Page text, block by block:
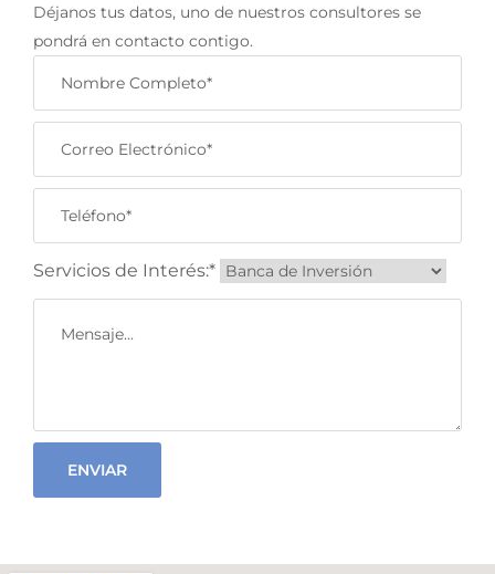
Déjanos tus datos, uno de nuestros consultores se
pondrá en contacto contigo.
Servicios de Interés:*
ENVIAR